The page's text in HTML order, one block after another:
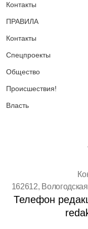
Контакты
ПРАВИЛА
Контакты
Спецпроекты
Общество
Происшествия!
Власть
162612,
Телефон